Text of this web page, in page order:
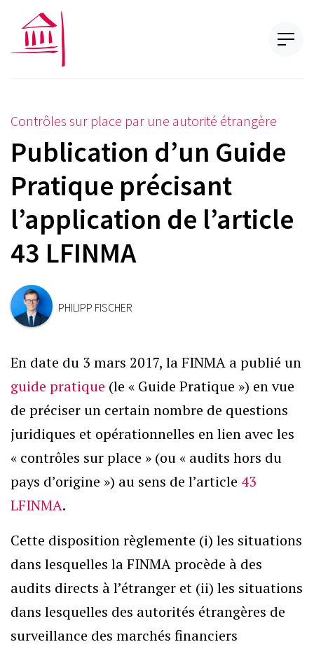
Contrôles sur place par une autorité étrangère
Publication d’un Guide
Pratique précisant
l’application de l’article
43 LFINMA
PHILIPP FISCHER
En date du 3 mars 2017, la FINMA a publié un
guide pratique (le « Guide Pratique ») en vue
de préciser un certain nombre de questions
juridiques et opérationnelles en lien avec les
« contrôles sur place » (ou « audits hors du
pays d’origine ») au sens de l’article 43
LFINMA.
Cette disposition règlemente (i) les situations
dans lesquelles la FINMA procède à des
audits directs à l’étranger et (ii) les situations
dans lesquelles des autorités étrangères de
surveillance des marchés financiers